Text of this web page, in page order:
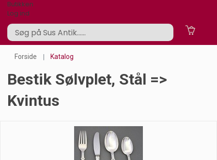
Butikken
Log ind
Forside Katalog
Bestik Sølvplet, Stål =>
Kvintus